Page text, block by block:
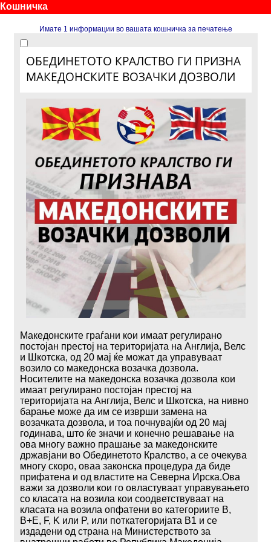
Кошничка
Имате 1 информации во вашата кошничка за печатење
ОБЕДИНЕТОТО КРАЛСТВО ГИ ПРИЗНА
МАКЕДОНСКИТЕ ВОЗАЧКИ ДОЗВОЛИ
Македонските граѓани кои имаат регулирано
постојан престој на територијата на Англија, Велс
и Шкотска, од 20 мај ќе можат да управуваат
возило со македонска возачка дозвола.
Носителите на македонска возачка дозвола кои
имаат регулирано постојан престој на
територијата на Англија, Велс и Шкотска, на нивно
барање може да им се изврши замена на
возачката дозвола, и тоа почнувајќи од 20 мај
годинава, што ќе значи и конечно решавање на
ова многу важно прашање за македонските
државјани во Обединетото Кралство, а се очекува
многу скоро, оваа законска процедура да биде
прифатена и од властите на Cеверна Ирска.Ова
важи за дозволи кои го овластуваат управувањето
со класата на возила кои соодветствуваат на
класата на возила опфатени во категориите B,
B+E, F, K или P, или поткатегоријата B1 и се
издадени од страна на Министерството за